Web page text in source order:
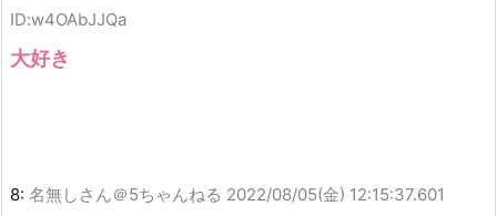
ID:w4OAbJJQa
大好き
8: 名無しさん＠5ちゃんねる 2022/08/05(金) 12:15:37.601